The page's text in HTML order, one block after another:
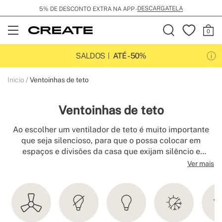
ENVIO GRÁTIS POR 99€
Open
Menu
SALDOS
ATÉ -50%
Inicio Ventoinhas de teto
Ventoinhas de teto
Ao escolher um ventilador de teto é muito importante
que seja silencioso, para que o possa colocar em
espaços e divisões da casa que exijam silêncio e
conforto, como um quarto ou um escritório, mas
tetosão muito silenciosos, pois a maioria deles tem um
motor DC, o que lhes permite rodar a diferentes
velocidades sem emitir praticamente nenhum som. Com
eles pode trabalhar, dormir ou relaxar enquanto
Ver mais